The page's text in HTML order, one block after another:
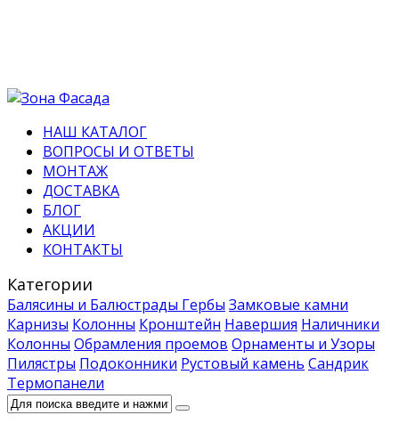
НАШ КАТАЛОГ
ВОПРОСЫ И ОТВЕТЫ
МОНТАЖ
ДОСТАВКА
БЛОГ
АКЦИИ
КОНТАКТЫ
Категории
Балясины и Балюстрады Гербы Замковые камни
Карнизы Колонны Кронштейн Навершия Наличники
Колонны Обрамления проемов Орнаменты и Узоры
Пилястры Подоконники Рустовый камень Сандрик
Термопанели